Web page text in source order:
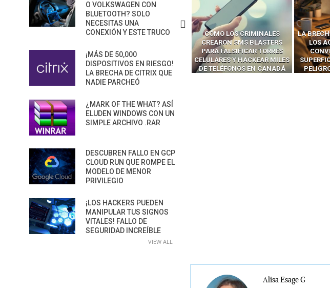
ROBAR SECRETOS
CÓMO LOS CRIMINALES
PARA FALSIFICAR TORRES
CELULARES Y HACKEAR MILES
DE TELÉFONOS EN CANADÁ
LA BRECHA INVISIBLE: CÓMO
LOS AGENTES DE IA SE
CONVIRTIERON EN LA
SUPERFICIE DE ATAQUE MÁS
PELIGROSA DE 2025–2026
OLVIDA
Alisa Esage G
O VOLKSWAGEN CON
BLUETOOTH? SOLO
NECESITAS UNA
CONEXIÓN Y ESTE TRUCO
¡MÁS DE 50,000
DISPOSITIVOS EN RIESGO!
LA BRECHA DE CITRIX QUE
NADIE PARCHEÓ
¿MARK OF THE WHAT? ASÍ
ELUDEN WINDOWS CON UN
SIMPLE ARCHIVO .RAR
DESCUBREN FALLO EN GCP
CLOUD RUN QUE ROMPE EL
MODELO DE MENOR
PRIVILEGIO
¡LOS HACKERS PUEDEN
MANIPULAR TUS SIGNOS
VITALES! FALLO DE
SEGURIDAD INCREÍBLE
VIEW ALL